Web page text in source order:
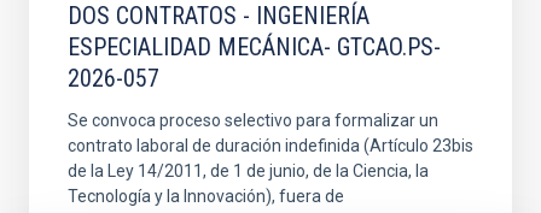
DOS CONTRATOS - INGENIERÍA
ESPECIALIDAD MECÁNICA- GTCAO.PS-
2026-057
Se convoca proceso selectivo para formalizar un
contrato laboral de duración indefinida (Artículo 23bis
de la Ley 14/2011, de 1 de junio, de la Ciencia, la
Tecnología y la Innovación), fuera de